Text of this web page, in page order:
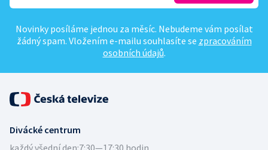
Novinky posíláme jednou za měsíc. Nebudeme vám posílat
žádný spam. Vložením e-mailu souhlasíte se zpracováním
osobních údajů.